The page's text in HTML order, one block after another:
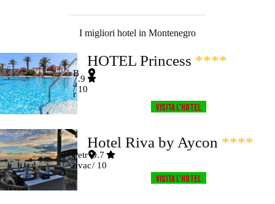
I migliori hotel in Montenegro
HOTEL Princess ****
B
a
r
7.9
/ 10
Visita l’HOTEL
Hotel Riva by Aycon ****
Petr
ovac
9.7
/ 10
Visita l’HOTEL